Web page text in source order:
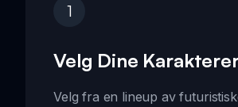
1
Velg Dine
Velg fra en lineup av